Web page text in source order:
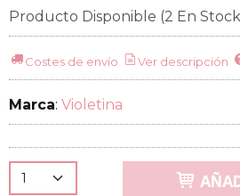
Producto Disponible (2 En
Costes de envío Ver descripción
Marca: Violetina